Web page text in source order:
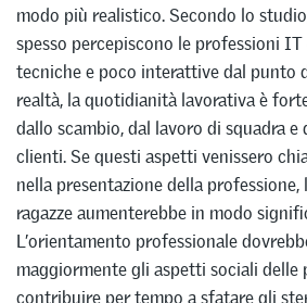
modo più realistico. Secondo lo
spesso percepiscono le professioni
tecniche e poco interattive dal punto
realtà, la quotidianità lavorativa è
dallo scambio, dal lavoro di squadra
clienti. Se questi aspetti venissero
nella presentazione della professione,
ragazze aumenterebbe in modo
L’orientamento professionale
maggiormente gli aspetti sociali delle
contribuire per tempo a sfatare gli